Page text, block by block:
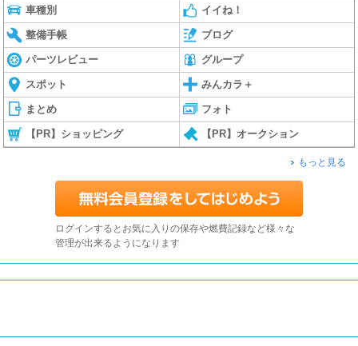
車種別 イイね！
整備手帳 ブログ
パーツレビュー グループ
スポット みんカラ＋
まとめ フォト
【PR】ショッピング 【PR】オークション
もっと見る
ログインするとお気に入りの保存や燃費記録など様々な
管理が出来るようになります